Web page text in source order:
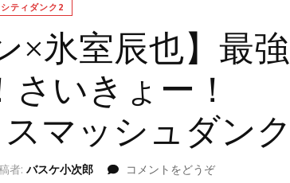
シティダンク2
×氷室辰也】最強
いきょー！
スマッシュダンク
者: バスケ小次郎 コメントをどうぞ(【ア